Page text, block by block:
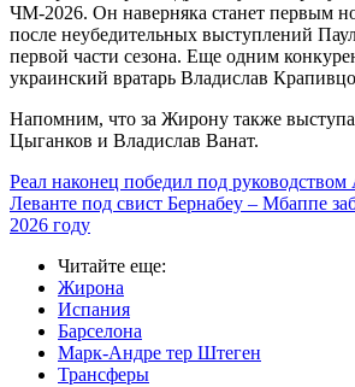
ЧМ-2026. Он наверняка станет первым
после неубедительных выступлений
первой части сезона. Еще одним
украинский вратарь Владислав
Напомним, что за Жирону также
Цыганков и Владислав Ванат.
Реал наконец победил под руководством
Леванте под свист Бернабеу – Мбаппе
2026 году
Читайте еще:
Жирона
Испания
Барселона
Марк-Андре тер Штеген
Трансферы